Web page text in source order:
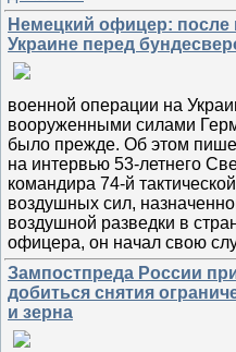
Немецкий офицер: после
Украине перед
военной операции на
вооруженными силами
было прежде. Об этом
на интервью 53-летнего
командира 74-й
воздушных сил,
воздушной разведки в
офицера, он начал свою
Зампостпреда России
добиться снятия
и зерна